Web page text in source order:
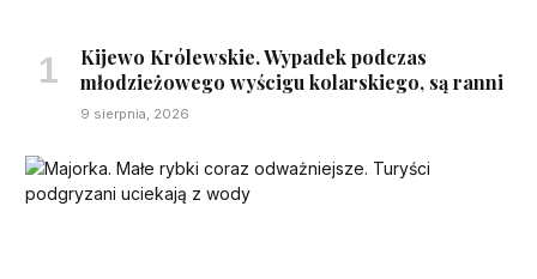
Kijewo Królewskie. Wypadek podczas
młodzieżowego wyścigu kolarskiego, są ranni
9 sierpnia, 2026